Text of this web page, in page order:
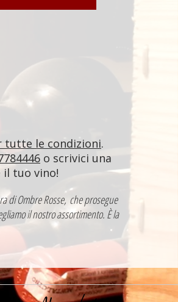
tutte le condizioni.
o scrivici una
il tuo vino!
di Ombre Rosse, che prosegue
il nostro assortimento. È la